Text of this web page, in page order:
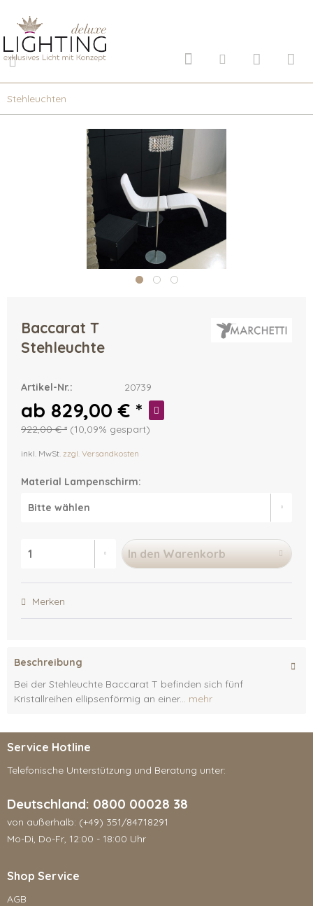
Stehleuchten
Baccarat T
Stehleuchte
Artikel-Nr.: 20739
ab 829,00 € *
922,00 € * (10,09% gespart)
inkl. MwSt. zzgl. Versandkosten
Material Lampenschirm:
In den Warenkorb
Merken
Beschreibung
Bei der Stehleuchte Baccarat T befinden sich fünf
Kristallreihen ellipsenförmig an einer... mehr
Service Hotline
Telefonische Unterstützung und Beratung unter:
Deutschland: 0800 00028 38
von außerhalb: (+49) 351/84718291
Mo-Di, Do-Fr, 12:00 - 18:00 Uhr
Shop Service
AGB